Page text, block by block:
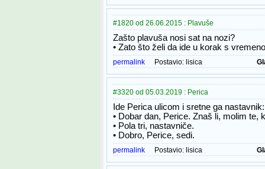
#1820 od 26.06.2015 : Plavuše
Zašto plavuša nosi sat na nozi?
• Zato što želi da ide u korak s
permalink Postavio: lisica
#3320 od 05.03.2019 : Perica
Ide Perica ulicom i sretne ga nastavnik:
• Dobar dan, Perice. Znaš li, molim te,
• Pola tri, nastavniče.
• Dobro, Perice, sedi.
permalink Postavio: lisica